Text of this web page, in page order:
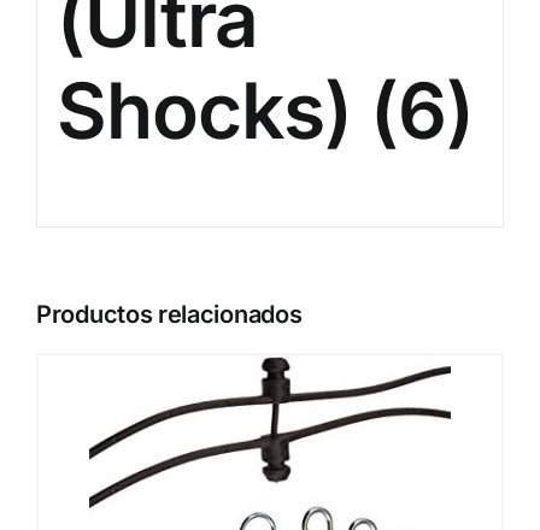
Shocks) (6)
Productos relacionados